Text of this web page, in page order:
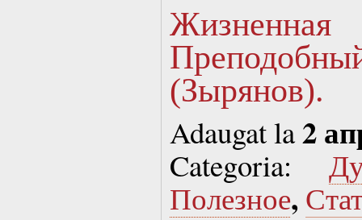
(Зырянов).
Adaugat la2
Categoria:
Полезное,